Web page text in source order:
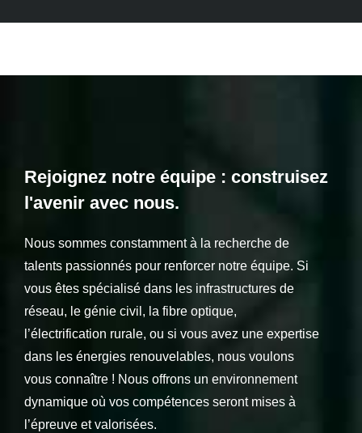
Rejoignez notre équipe : construisez
l'avenir avec nous.
Nous sommes constamment à la recherche de
talents passionnés pour renforcer notre équipe. Si
vous êtes spécialisé dans les infrastructures de
réseau, le génie civil, la fibre optique,
l’électrification rurale, ou si vous avez une expertise
dans les énergies renouvelables, nous voulons
vous connaître ! Nous offrons un environnement
dynamique où vos compétences seront mises à
l’épreuve et valorisées.